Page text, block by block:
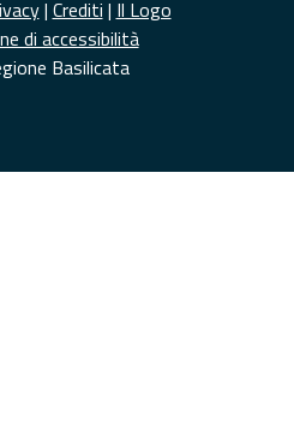
| Crediti | Il Logo
di accessibilità
Basilicata